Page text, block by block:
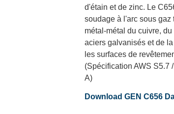
d'étain et de zinc. Le
soudage à l'arc sous
métal-métal du cuivre,
aciers galvanisés et de
les surfaces de
(Spécification AWS S5.7
A)
Download GEN C656